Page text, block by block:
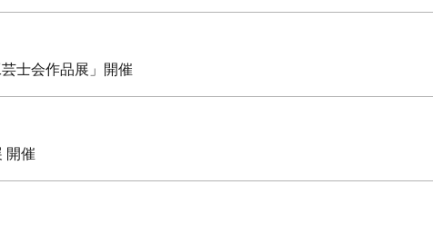
士会作品展」開催
開催